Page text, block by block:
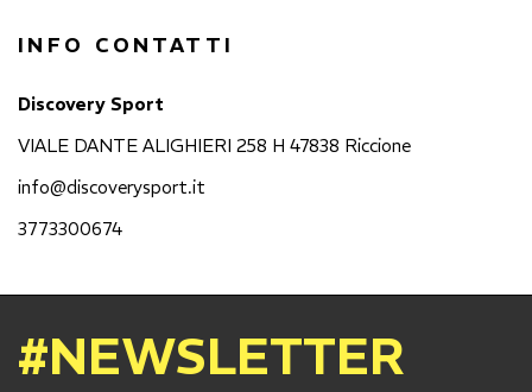
INFO CONTATTI
Discovery Sport
VIALE DANTE ALIGHIERI 258 H 47838 Riccione
info@discoverysport.it
3773300674
#NEWSLETTER